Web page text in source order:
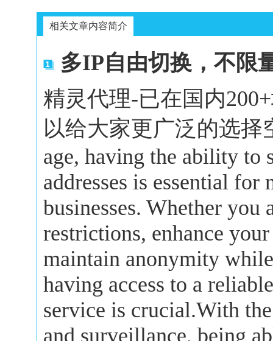
相关文章内容简介
多IP自由切换，不限
精灵代理-已在国内
以给大家更广泛的选择
age, having the ability to
addresses is essential
businesses. Whether you
restrictions, enhance
maintain anonymity
having access to a
service is crucial.With
and surveillance, being